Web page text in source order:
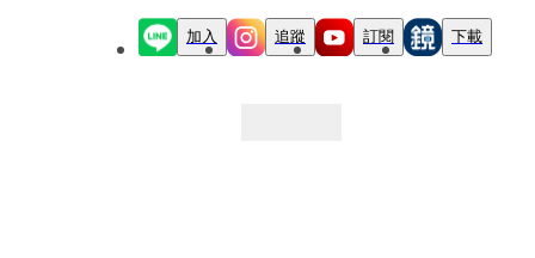
加入 追蹤 訂閱 下載